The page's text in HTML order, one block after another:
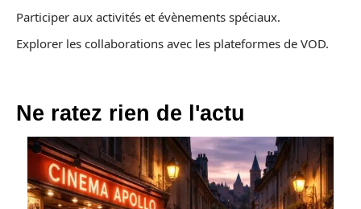
Participer aux activités et évènements spéciaux.
Explorer les collaborations avec les plateformes de VOD.
Ne ratez rien de l'actu